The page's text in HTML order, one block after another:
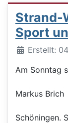
Strand-
Sport
DetailsErstellt:
Am Sonntag
Markus Brich
Schöningen.